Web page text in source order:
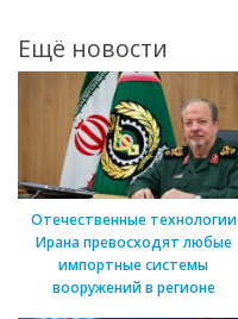
Ещё новости
Отечественные технологии
Ирана превосходят любые
импортные системы
вооружений в регионе